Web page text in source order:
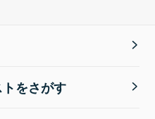
をさがす